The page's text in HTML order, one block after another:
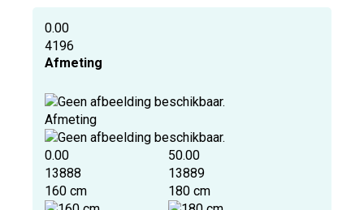
0.00
4196
Afmeting
Afmeting
0.00
13888
160 cm
50.00
13889
180 cm